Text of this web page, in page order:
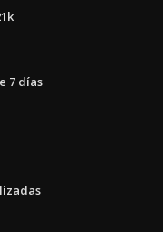
7 días